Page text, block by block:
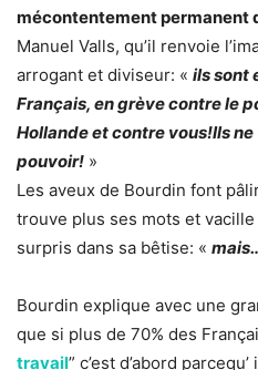
mécontentement permanent
Manuel Valls, qu’il renvoie
arrogant et diviseur: « ils sont
Français, en grève contre le
Hollande et contre vous!Ils
pouvoir! »
Les aveux de Bourdin font
trouve plus ses mots et
surpris dans sa bêtise: «
Bourdin explique avec une
que si plus de 70% des
travail” c’est d’abord